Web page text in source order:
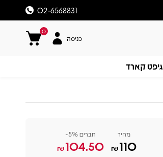
02-6568831
0
כניסה
גיפט קארד
מחיר
110
₪
חברים 5%-
104.50
₪